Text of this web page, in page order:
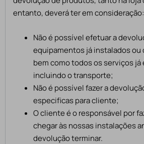
entanto, deverá ter em consideração:
Não é possível efetuar a
equipamentos já instalados ou
bem como todos os serviços
incluindo o transporte;
Não é possível fazer a
especificas para cliente;
O cliente é o responsável por
chegar às nossas instalações
devolução terminar.